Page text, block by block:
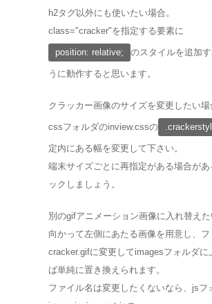
h2タグ以外にも使いたい場合。
class="cracker"を指定する要素に
position: relative; のスタイルを追加
うに動作すると思います。
クラッカー画像のサイズを変更したい場
cssフォルダのinview.cssの
定内にある幅を変更して下さい。
端末サイズごとに再指定がある場合があ
ックしましょう。
別のgifアニメーション画像に入れ替えた
向かって左側にあたる画像を用意し、
cracker.gifに変更してimagesフォルダに
ば単純に置き換えられます。
ファイル名は変更したくないなら、jsフ